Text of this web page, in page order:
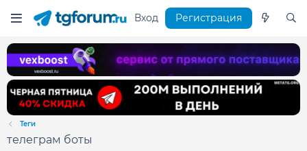
Вход Регистрация
Теги
телеграм боты